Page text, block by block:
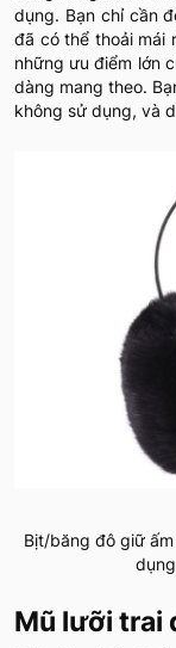
dụng. Bạn chỉ cần
đã có thể thoải mái
những ưu điểm lớn
dàng mang theo.
không sử dụng, và
Bịt/băng đô giữ
Mũ lưỡi trai